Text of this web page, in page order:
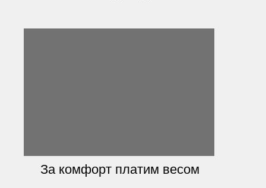
За комфорт платим весом